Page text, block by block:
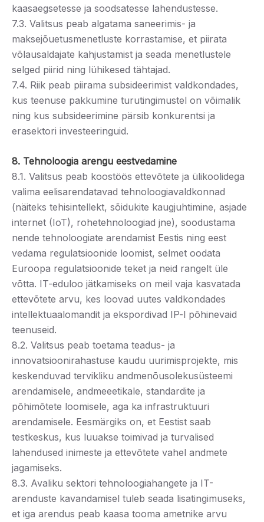
kaasaegsetesse ja soodsatesse lahendustesse.
7.3. Valitsus peab algatama saneerimis- ja
maksejõuetusmenetluste korrastamise, et piirata
võlausaldajate kahjustamist ja seada menetlustele
selged piirid ning lühikesed tähtajad.
7.4. Riik peab piirama subsideerimist valdkondades,
kus teenuse pakkumine turutingimustel on võimalik
ning kus subsideerimine pärsib konkurentsi ja
erasektori investeeringuid.
8. Tehnoloogia arengu eestvedamine
8.1. Valitsus peab koostöös ettevõtete ja ülikoolidega
valima eelisarendatavad tehnoloogiavaldkonnad
(näiteks tehisintellekt, sõidukite kaugjuhtimine, asjade
internet (IoT), rohetehnoloogiad jne), soodustama
nende tehnoloogiate arendamist Eestis ning eest
vedama regulatsioonide loomist, selmet oodata
Euroopa regulatsioonide teket ja neid rangelt üle
võtta. IT-eduloo jätkamiseks on meil vaja kasvatada
ettevõtete arvu, kes loovad uutes valdkondades
intellektuaalomandit ja ekspordivad IP-l põhinevaid
teenuseid.
8.2. Valitsus peab toetama teadus- ja
innovatsioonirahastuse kaudu uurimisprojekte, mis
keskenduvad tervikliku andmenõusolekusüsteemi
arendamisele, andmeeetikale, standardite ja
põhimõtete loomisele, aga ka infrastruktuuri
arendamisele. Eesmärgiks on, et Eestist saab
testkeskus, kus luuakse toimivad ja turvalised
lahendused inimeste ja ettevõtete vahel andmete
jagamiseks.
8.3. Avaliku sektori tehnoloogiahangete ja IT-
arenduste kavandamisel tuleb seada lisatingimuseks,
et iga arendus peab kaasa tooma ametnike arvu